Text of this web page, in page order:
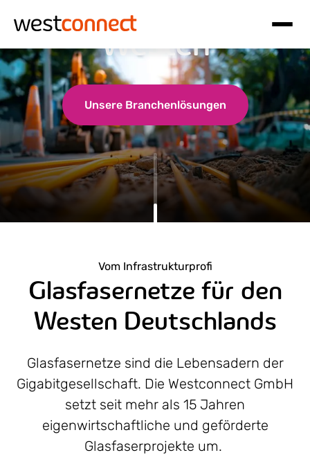
Hauptnavigation
Inhalt
Westen
Unsere Branchenlösungen
Vom Infrastrukturprofi
Glasfasernetze für den
Westen Deutschlands
Glasfasernetze sind die Lebensadern der
Gigabitgesellschaft. Die Westconnect GmbH
setzt seit mehr als 15 Jahren
eigenwirtschaftliche und geförderte
Glasfaserprojekte um.